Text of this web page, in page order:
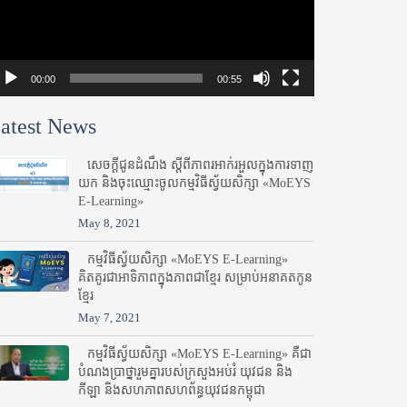
00:00 00:55
News
សេចក្តីជូនដំណឹង ស្តី​ពីភាព​រអាក់រអួល​ក្នុងការ​ទាញ​
យក និង​ចុះ​ឈ្មោះ​ចូល​កម្មវិធី​ស្វ័យសិក្សា «MoEYS
E-Learning»
May 8, 2021
កម្មវិធីស្វ័យសិក្សា «MoEYS E-Learning»
គិតគូរជាអាទិភាពក្នុងភាពជាខ្មែរ សម្រាប់អនាគតកូន
ខ្មែរ
May 7, 2021
កម្មវិធីស្វ័យសិក្សា «MoEYS E-Learning» គឺជា
បំណងប្រាថ្នារួមគ្នារបស់ក្រសួងអប់រំ​ យុវជន និង
កីឡា និងសហភាពសហព័ន្ធយុវជនកម្ពុជា